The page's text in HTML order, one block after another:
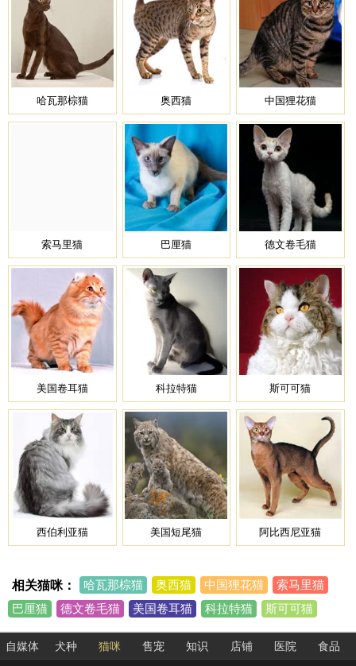
哈瓦那棕猫 奥西猫 中国狸花猫
索马里猫 巴厘猫 德文卷毛猫
美国卷耳猫 科拉特猫 斯可可猫
西伯利亚猫 美国短尾猫 阿比西尼亚猫
相关猫咪： 哈瓦那棕猫 奥西猫 中国狸花猫
索马里猫
巴厘猫
德文卷毛猫 美国卷耳猫 科拉特猫
斯可可猫
西伯利亚猫
美国短尾猫 阿比西尼亚猫 电烫卷猫 缅因猫
自媒体 犬种 猫咪 售宠 知识 店铺 医院 食品